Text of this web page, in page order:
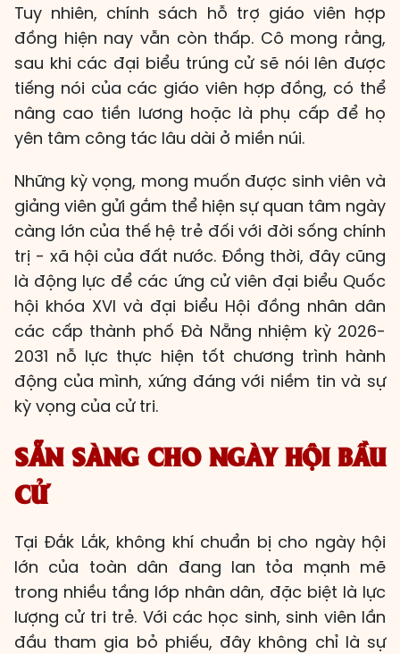
Tuy nhiên, chính sách hỗ trợ giáo viên hợp
đồng hiện nay vẫn còn thấp. Cô mong rằng,
sau khi các đại biểu trúng cử sẽ nói lên được
tiếng nói của các giáo viên hợp đồng, có thể
nâng cao tiền lương hoặc là phụ cấp để họ
yên tâm công tác lâu dài ở miền núi.
Những kỳ vọng, mong muốn được sinh viên và
giảng viên gửi gắm thể hiện sự quan tâm ngày
càng lớn của thế hệ trẻ đối với đời sống chính
trị - xã hội của đất nước. Đồng thời, đây cũng
là động lực để các ứng cử viên đại biểu Quốc
hội khóa XVI và đại biểu Hội đồng nhân dân
các cấp thành phố Đà Nẵng nhiệm kỳ 2026-
2031 nỗ lực thực hiện tốt chương trình hành
động của mình, xứng đáng với niềm tin và sự
kỳ vọng của cử tri.
SẴN SÀNG CHO NGÀY HỘI BẦU
CỬ
Tại Đắk Lắk, không khí chuẩn bị cho ngày hội
lớn của toàn dân đang lan tỏa mạnh mẽ
trong nhiều tầng lớp nhân dân, đặc biệt là lực
lượng cử tri trẻ. Với các học sinh, sinh viên lần
đầu tham gia bỏ phiếu, đây không chỉ là sự